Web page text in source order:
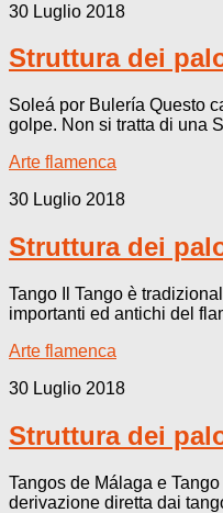
30 Luglio 2018
Struttura dei
Soleá por Bulería Questo
golpe. Non si tratta di una
Arte flamenca
30 Luglio 2018
Struttura dei
Tango Il Tango è
importanti ed antichi del
Arte flamenca
30 Luglio 2018
Struttura dei
Tangos de Málaga e
derivazione diretta dai